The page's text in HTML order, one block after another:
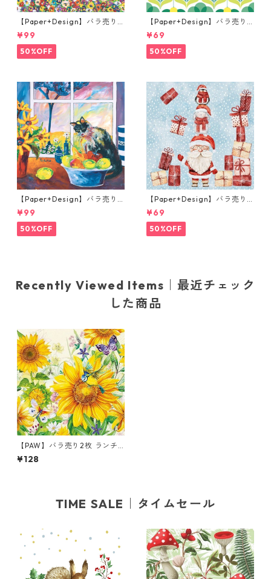
【Paper+Design】バラ売り2
枚 ランチサイズ ペーパーナプ
キン Portchie Art The Hula
Hoop Girls ブルー
¥99
50%OFF
【Paper+Design】バラ売り2
枚 ランチサイズ ペーパーナプ
キン Geo Flowers グリーン
¥69
50%OFF
【Paper+Design】バラ売り2
枚 ランチサイズ ペーパーナプ
キン Portchie Art The Cat in
the kitchen ブルー
¥99
50%OFF
【Paper+Design】バラ売り2
枚 ランチサイズ ペーパーナプ
キン Santas helpers ライト
ブルー
¥69
50%OFF
Recently Viewed Items｜最近チェック
した商品
【PAW】バラ売り2枚 ランチ
サイズ ペーパーナプキン Wild
Sunflowers クリーム
¥128
TIME SALE｜タイムセール